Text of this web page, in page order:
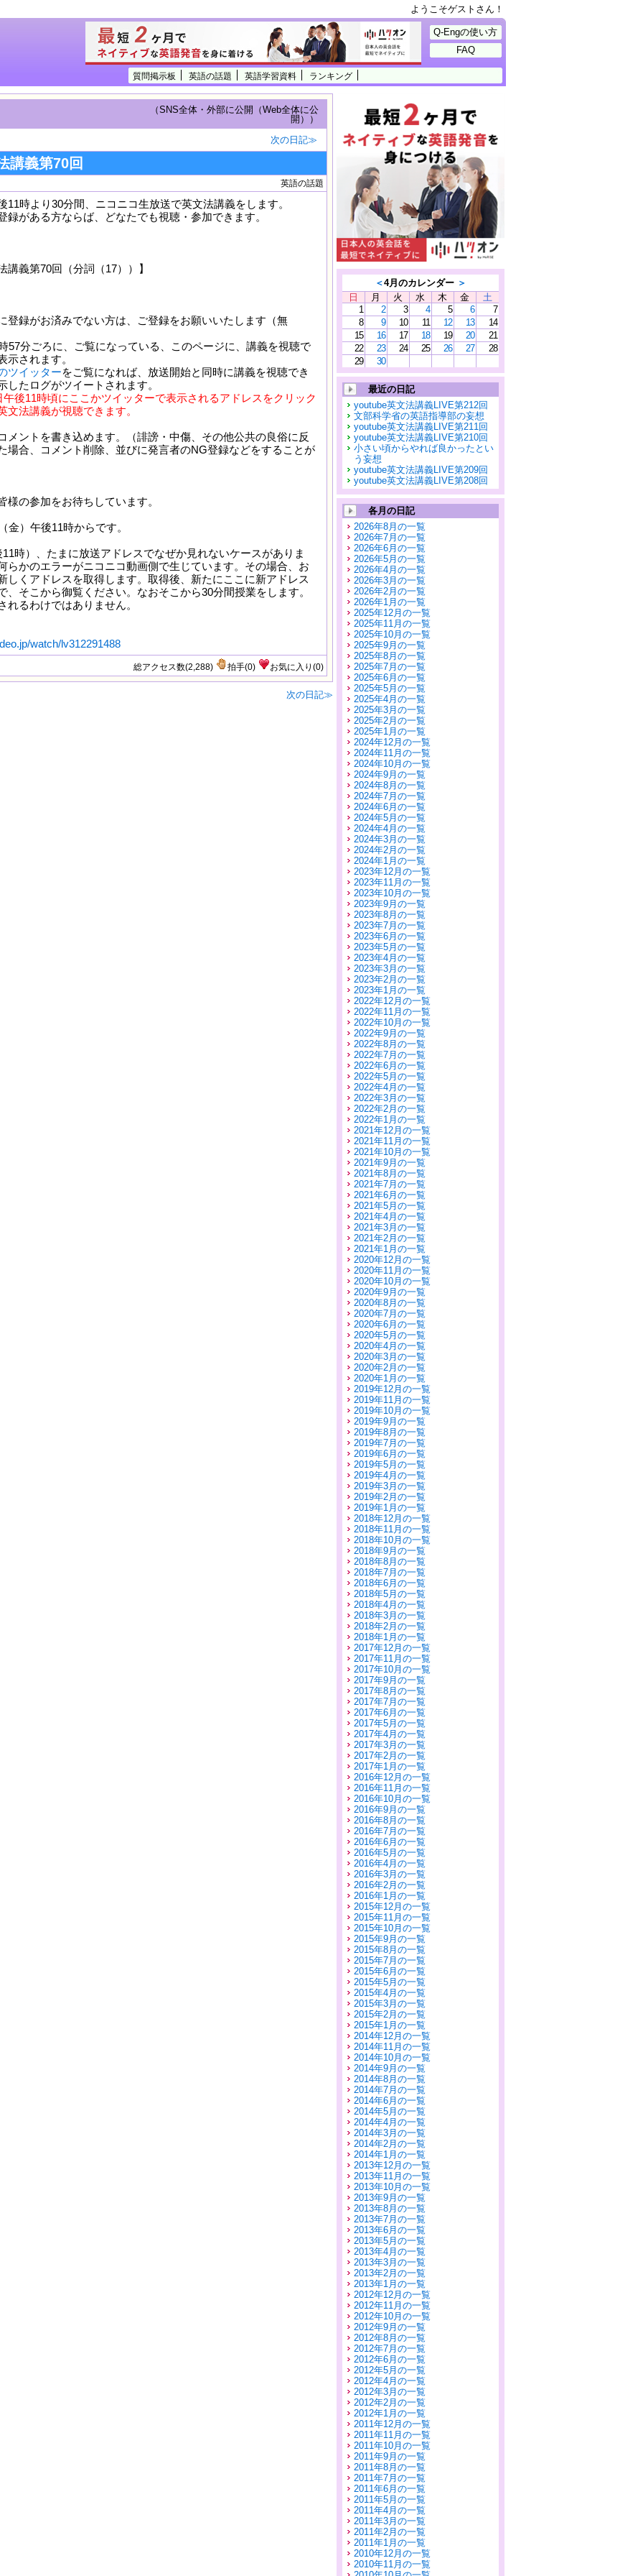
ようこそゲストさん！
質問掲示板 英語の話題 英語学習資料 ランキング
Q-Engの使い方
FAQ
（SNS全体・外部に公開（Web全体に公
開））
次の日記≫
講義第70回
英語の話題
11時より30分間、ニコニコ生放送で英文法講義をします。
録がある方ならば、どなたでも視聴・参加できます。
義第70回（分詞（17））】
登録がお済みでない方は、ご登録をお願いいたします（無
57分ごろに、ご覧になっている、このページに、講義を視聴で
示されます。
ツイッターをご覧になれば、放送開始と同時に講義を視聴でき
したログがツイートされます。
後11時頃にここかツイッターで表示されるアドレスをクリック
文法講義が視聴できます。
メントを書き込めます。（誹謗・中傷、その他公共の良俗に反
場合、コメント削除、並びに発言者のNG登録などをすることが
様の参加をお待ちしています。
金）午後11時からです。
時）、たまに放送アドレスでなぜか見れないケースがありま
らかのエラーがニコニコ動画側で生じています。その場合、お
しくアドレスを取得します。取得後、新たにここに新アドレス
、そこから御覧ください。なおそこから30分間授業をします。
れるわけではありません。
watch/lv312291488
総アクセス数(2,288) 拍手(0) お気に入り (0)
次の日記≫
＜4月のカレンダー ＞
日
月 火 水 木 金
土
1
2 3 4 5 6
7
8
9 10 11 12 13
14
15
16 17 18 19 20
21
22
23 24 25 26 27
28
29
30
最近の日記
youtube英文法講義LIVE第212回
文部科学省の英語指導部の妄想
youtube英文法講義LIVE第211回
youtube英文法講義LIVE第210回
小さい頃からやれば良かったとい
う妄想
youtube英文法講義LIVE第209回
youtube英文法講義LIVE第208回
各月の日記
2026年8月の一覧
2026年7月の一覧
2026年6月の一覧
2026年5月の一覧
2026年4月の一覧
2026年3月の一覧
2026年2月の一覧
2026年1月の一覧
2025年12月の一覧
2025年11月の一覧
2025年10月の一覧
2025年9月の一覧
2025年8月の一覧
2025年7月の一覧
2025年6月の一覧
2025年5月の一覧
2025年4月の一覧
2025年3月の一覧
2025年2月の一覧
2025年1月の一覧
2024年12月の一覧
2024年11月の一覧
2024年10月の一覧
2024年9月の一覧
2024年8月の一覧
2024年7月の一覧
2024年6月の一覧
2024年5月の一覧
2024年4月の一覧
2024年3月の一覧
2024年2月の一覧
2024年1月の一覧
2023年12月の一覧
2023年11月の一覧
2023年10月の一覧
2023年9月の一覧
2023年8月の一覧
2023年7月の一覧
2023年6月の一覧
2023年5月の一覧
2023年4月の一覧
2023年3月の一覧
2023年2月の一覧
2023年1月の一覧
2022年12月の一覧
2022年11月の一覧
2022年10月の一覧
2022年9月の一覧
2022年8月の一覧
2022年7月の一覧
2022年6月の一覧
2022年5月の一覧
2022年4月の一覧
2022年3月の一覧
2022年2月の一覧
2022年1月の一覧
2021年12月の一覧
2021年11月の一覧
2021年10月の一覧
2021年9月の一覧
2021年8月の一覧
2021年7月の一覧
2021年6月の一覧
2021年5月の一覧
2021年4月の一覧
2021年3月の一覧
2021年2月の一覧
2021年1月の一覧
2020年12月の一覧
2020年11月の一覧
2020年10月の一覧
2020年9月の一覧
2020年8月の一覧
2020年7月の一覧
2020年6月の一覧
2020年5月の一覧
2020年4月の一覧
2020年3月の一覧
2020年2月の一覧
2020年1月の一覧
2019年12月の一覧
2019年11月の一覧
2019年10月の一覧
2019年9月の一覧
2019年8月の一覧
2019年7月の一覧
2019年6月の一覧
2019年5月の一覧
2019年4月の一覧
2019年3月の一覧
2019年2月の一覧
2019年1月の一覧
2018年12月の一覧
2018年11月の一覧
2018年10月の一覧
2018年9月の一覧
2018年8月の一覧
2018年7月の一覧
2018年6月の一覧
2018年5月の一覧
2018年4月の一覧
2018年3月の一覧
2018年2月の一覧
2018年1月の一覧
2017年12月の一覧
2017年11月の一覧
2017年10月の一覧
2017年9月の一覧
2017年8月の一覧
2017年7月の一覧
2017年6月の一覧
2017年5月の一覧
2017年4月の一覧
2017年3月の一覧
2017年2月の一覧
2017年1月の一覧
2016年12月の一覧
2016年11月の一覧
2016年10月の一覧
2016年9月の一覧
2016年8月の一覧
2016年7月の一覧
2016年6月の一覧
2016年5月の一覧
2016年4月の一覧
2016年3月の一覧
2016年2月の一覧
2016年1月の一覧
2015年12月の一覧
2015年11月の一覧
2015年10月の一覧
2015年9月の一覧
2015年8月の一覧
2015年7月の一覧
2015年6月の一覧
2015年5月の一覧
2015年4月の一覧
2015年3月の一覧
2015年2月の一覧
2015年1月の一覧
2014年12月の一覧
2014年11月の一覧
2014年10月の一覧
2014年9月の一覧
2014年8月の一覧
2014年7月の一覧
2014年6月の一覧
2014年5月の一覧
2014年4月の一覧
2014年3月の一覧
2014年2月の一覧
2014年1月の一覧
2013年12月の一覧
2013年11月の一覧
2013年10月の一覧
2013年9月の一覧
2013年8月の一覧
2013年7月の一覧
2013年6月の一覧
2013年5月の一覧
2013年4月の一覧
2013年3月の一覧
2013年2月の一覧
2013年1月の一覧
2012年12月の一覧
2012年11月の一覧
2012年10月の一覧
2012年9月の一覧
2012年8月の一覧
2012年7月の一覧
2012年6月の一覧
2012年5月の一覧
2012年4月の一覧
2012年3月の一覧
2012年2月の一覧
2012年1月の一覧
2011年12月の一覧
2011年11月の一覧
2011年10月の一覧
2011年9月の一覧
2011年8月の一覧
2011年7月の一覧
2011年6月の一覧
2011年5月の一覧
2011年4月の一覧
2011年3月の一覧
2011年2月の一覧
2011年1月の一覧
2010年12月の一覧
2010年11月の一覧